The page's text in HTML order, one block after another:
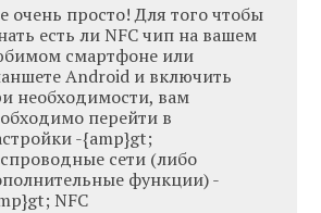
очень просто! Для того чтобы
есть ли NFC чип на вашем
смартфоне или
Android и включить
необходимости, вам
перейти в
-{amp}gt;
сети (либо
функции) -
NFC